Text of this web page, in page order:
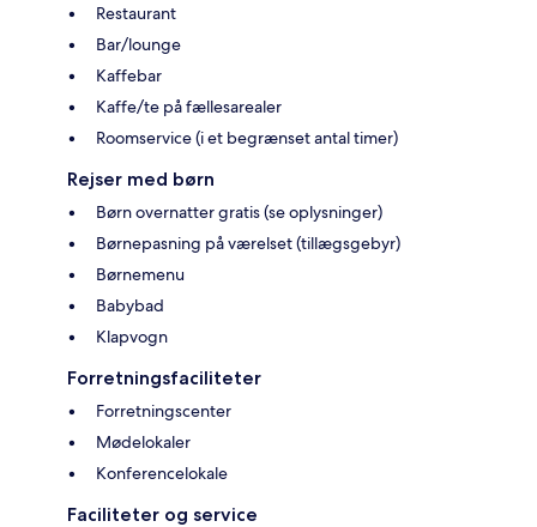
Restaurant
Bar/lounge
Kaffebar
Kaffe/te på fællesarealer
Roomservice (i et begrænset antal timer)
Rejser med børn
Børn overnatter gratis (se oplysninger)
Børnepasning på værelset (tillægsgebyr)
Børnemenu
Babybad
Klapvogn
Forretningsfaciliteter
Forretningscenter
Mødelokaler
Konferencelokale
Faciliteter og service